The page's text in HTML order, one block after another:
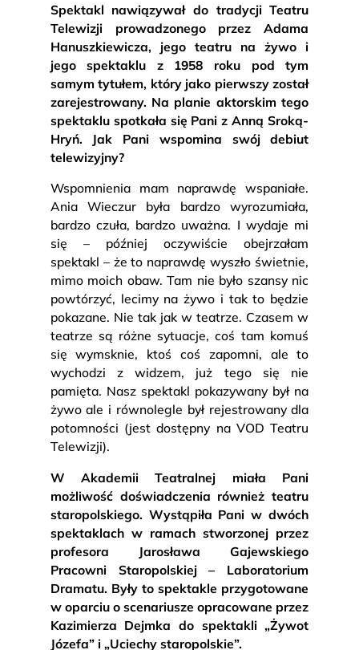
Spektakl nawiązywał do tradycji Teatru
Telewizji prowadzonego przez Adama
Hanuszkiewicza, jego teatru na żywo i
jego spektaklu z 1958 roku pod tym
samym tytułem, który jako pierwszy został
zarejestrowany. Na planie aktorskim tego
spektaklu spotkała się Pani z Anną Sroką-
Hryń. Jak Pani wspomina swój debiut
telewizyjny?
Wspomnienia mam naprawdę wspaniałe.
Ania Wieczur była bardzo wyrozumiała,
bardzo czuła, bardzo uważna. I wydaje mi
się – później oczywiście obejrzałam
spektakl – że to naprawdę wyszło świetnie,
mimo moich obaw. Tam nie było szansy nic
powtórzyć, lecimy na żywo i tak to będzie
pokazane. Nie tak jak w teatrze. Czasem w
teatrze są różne sytuacje, coś tam komuś
się wymsknie, ktoś coś zapomni, ale to
wychodzi z widzem, już tego się nie
pamięta. Nasz spektakl pokazywany był na
żywo ale i równolegle był rejestrowany dla
potomności (jest dostępny na VOD Teatru
Telewizji).
W Akademii Teatralnej miała Pani
możliwość doświadczenia również teatru
staropolskiego. Wystąpiła Pani w dwóch
spektaklach w ramach stworzonej przez
profesora Jarosława Gajewskiego
Pracowni Staropolskiej – Laboratorium
Dramatu. Były to spektakle przygotowane
w oparciu o scenariusze opracowane przez
Kazimierza Dejmka do spektakli „Żywot
Józefa” i „Uciechy staropolskie”.